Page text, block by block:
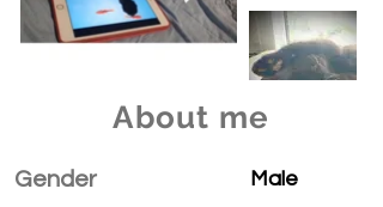
About me
Gender Male